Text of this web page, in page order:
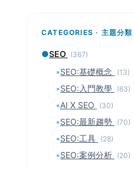
CATEGORIES · 主題分類
●SEO (367)
▪SEO:基礎概念 (13)
▪SEO:入門教學 (63)
▪AI X SEO (30)
▪SEO:最新趨勢 (70)
▪SEO:工具 (28)
▪SEO:案例分析 (20)